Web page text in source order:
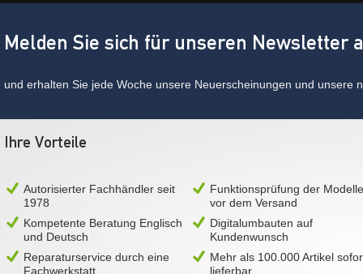
Melden Sie sich für unseren Newsletter
und erhalten Sie jede Woche unsere Neuerscheinungen und unsere
Ihre Vorteile
Autorisierter Fachhändler seit
1978
Funktionsprüfung der Modelle
vor dem Versand
Kompetente Beratung Englisch
und Deutsch
Digitalumbauten auf
Kundenwunsch
Reparaturservice durch eine
Fachwerkstatt
Mehr als 100.000 Artikel
lieferbar